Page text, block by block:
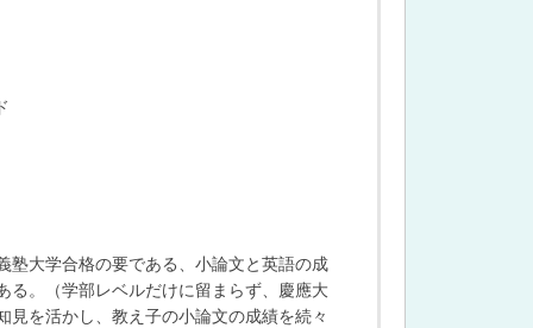
塾大学合格の要である、小論文と英語の成
る。（学部レベルだけに留まらず、慶應大
を活かし、教え子の小論文の成績を続々